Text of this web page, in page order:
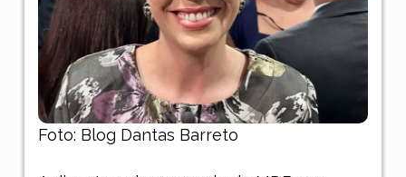
Foto: Blog Dantas Barreto